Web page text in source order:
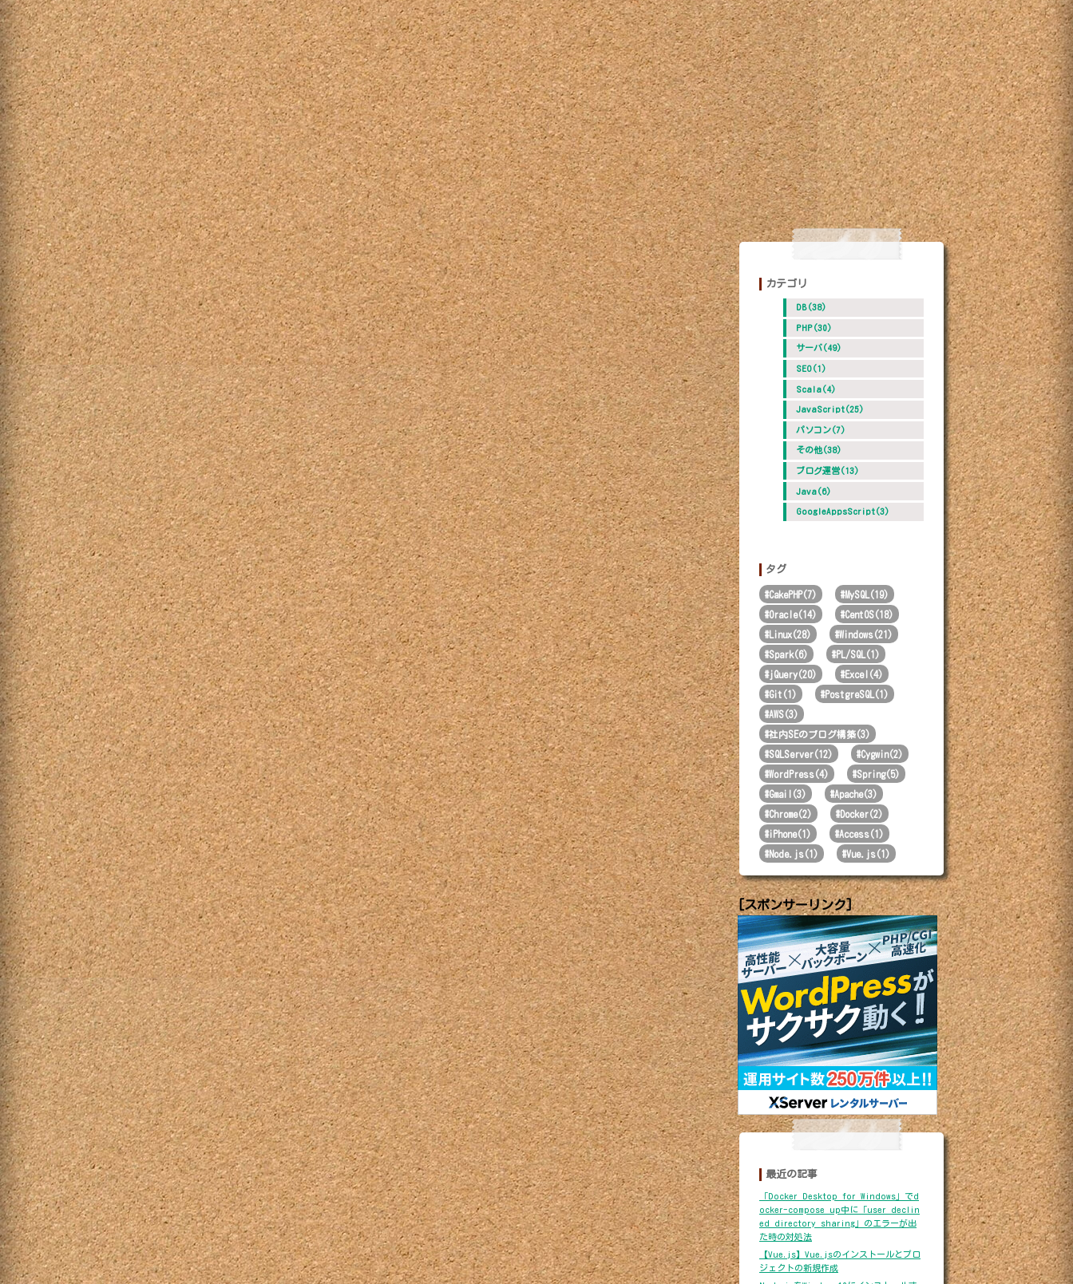
カテゴリ
DB(38)
PHP(30)
サーバ(49)
SEO(1)
Scala(4)
JavaScript(25)
パソコン(7)
その他(38)
ブログ運営(13)
Java(6)
GoogleAppsScript(3)
タグ
#CakePHP(7) #MySQL(19)
#Oracle(14) #CentOS(18)
#Linux(28) #Windows(21)
#Spark(6) #PL/SQL(1)
#jQuery(20) #Excel(4)
#Git(1) #PostgreSQL(1)
#AWS(3)
#社内SEのブログ構築(3)
#SQLServer(12) #Cygwin(2)
#WordPress(4) #Spring(5)
#Gmail(3) #Apache(3)
#Chrome(2) #Docker(2)
#iPhone(1) #Access(1)
#Node.js(1) #Vue.js(1)
[スポンサーリンク]
最近の記事
「Docker Desktop for Windows」でd
ocker-compose up中に「user declin
ed directory sharing」のエラーが出
た時の対処法
【Vue.js】Vue.jsのインストールとプロ
ジェクトの新規作成